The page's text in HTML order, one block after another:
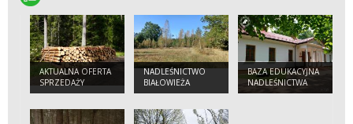
AKTUALNA OFERTA
SPRZEDAŻY
DREWNA
NADLEŚNICTWO
BIAŁOWIEŻA
BAZA EDUKACYJNA
NADLEŚNICTWA